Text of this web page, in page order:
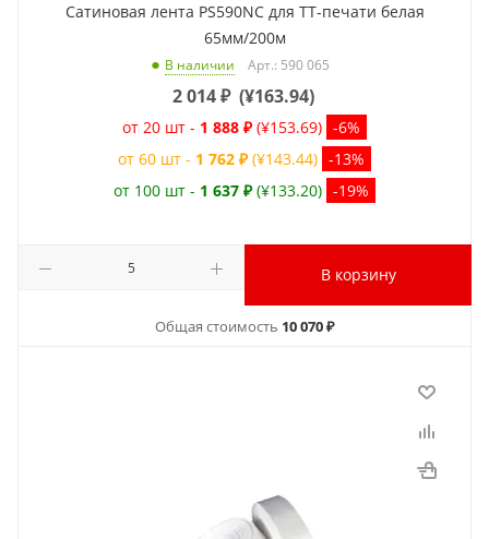
Сатиновая лента PS590NC для ТТ-печати белая
65мм/200м
В наличии Арт.: 590 065
2 014₽ (¥163.94)
от 20 шт - 1 888 ₽ (¥153.69) -6%
от 60 шт - 1 762 ₽ (¥143.44) -13%
от 100 шт - 1 637 ₽ (¥133.20) -19%
В корзину
Общая стоимость 10 070 ₽